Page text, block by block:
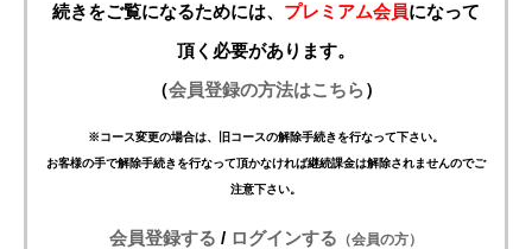
続きをご覧になるためには、 プレミアム会員になって
頂く必要があります。
（会員登録の方法はこちら）
※コース変更の場合は、旧コースの解除手続きを行なって下さい。
お客様の手で解除手続きを行なって頂かなければ継続課金は解除されませんのでご
注意下さい。
会員登録する / ログインする （会員の方）